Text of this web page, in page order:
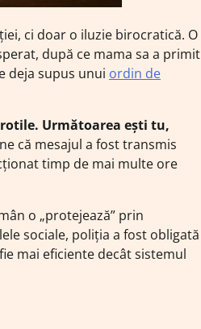
ci doar o iluzie birocratică. O
după ce mama sa a primit
deja supus unui ordin de
Următoarea ești tu,
că mesajul a fost transmis
timp de mai multe ore
o „protejează” prin
sociale, poliția a fost obligată
mai eficiente decât sistemul